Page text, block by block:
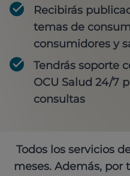
Recibirás
temas de
consumidores y
Tendrás soporte
OCU Salud 24/7
consultas
Todos los servicios
meses. Además,